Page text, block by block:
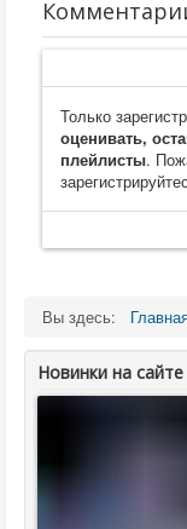
Только
оценивать,
плейлисты.
Вы здесь:
Новинки на сайте